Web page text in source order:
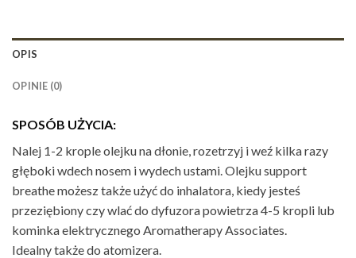
OPIS
OPINIE (0)
SPOSÓB UŻYCIA:
Nalej 1-2 krople olejku na dłonie, rozetrzyj i weź kilka razy
głęboki wdech nosem i wydech ustami. Olejku support
breathe możesz także użyć do inhalatora, kiedy jesteś
przeziębiony czy wlać do dyfuzora powietrza 4-5 kropli lub
kominka elektrycznego Aromatherapy Associates.
Idealny także do atomizera.